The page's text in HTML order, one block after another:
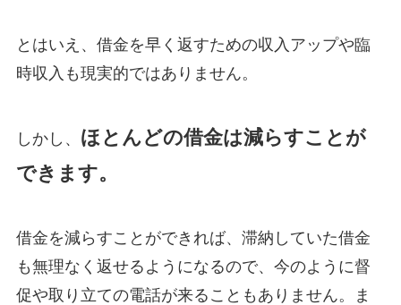
とはいえ、借金を早く返すための収入アップや臨
時収入も現実的ではありません。
しかし、 ほとんどの借金は減らすことが
できます。
借金を減らすことができれば、滞納していた借金
も無理なく返せるようになるので、今のように督
促や取り立ての電話が来ることもありません。ま